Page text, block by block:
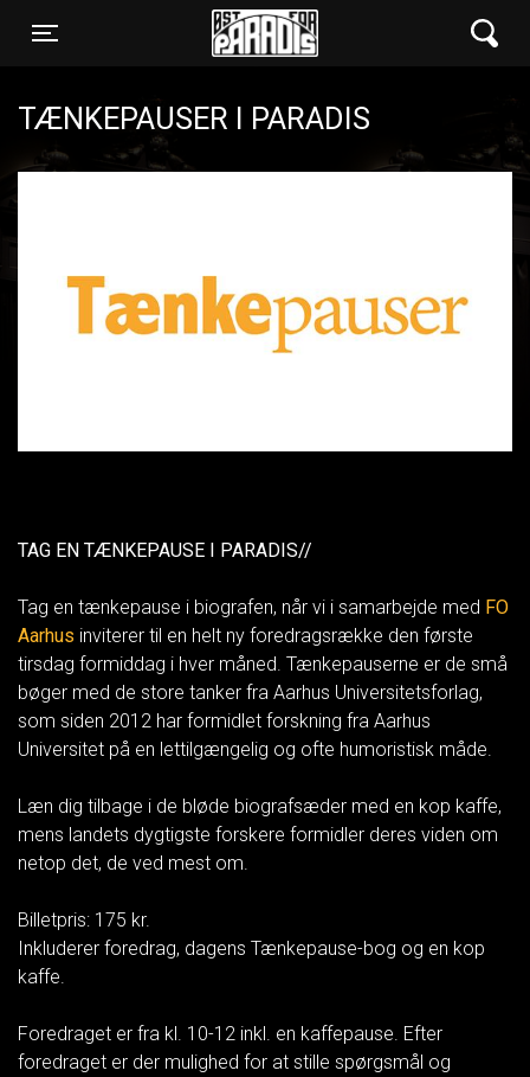
Toggle navigation
Øst for Paradis
TÆNKEPAUSER I PARADIS
TAG EN TÆNKEPAUSE I PARADIS//
Tag en tænkepause i biografen, når vi i samarbejde med FO
Aarhus inviterer til en helt ny foredragsrække den første
tirsdag formiddag i hver måned. Tænkepauserne er de små
bøger med de store tanker fra Aarhus Universitetsforlag,
som siden 2012 har formidlet forskning fra Aarhus
Universitet på en lettilgængelig og ofte humoristisk måde.
Læn dig tilbage i de bløde biografsæder med en kop kaffe,
mens landets dygtigste forskere formidler deres viden om
netop det, de ved mest om.
Billetpris: 175 kr.
Inkluderer foredrag, dagens Tænkepause-bog og en kop
kaffe.
Foredraget er fra kl. 10-12 inkl. en kaffepause. Efter
foredraget er der mulighed for at stille spørgsmål og